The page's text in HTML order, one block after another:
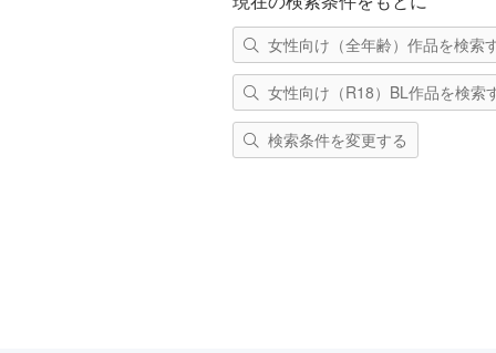
女性向け（全年齢）作品を検索
女性向け（R18）BL作品を検索
検索条件を変更する